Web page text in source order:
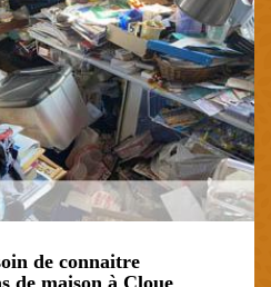
de connaitre
de maison à Cloue